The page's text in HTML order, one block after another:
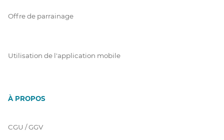
Offre de parrainage
Utilisation de l'application mobile
À PROPOS
CGU / GGV